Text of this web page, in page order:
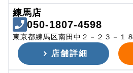
練馬店
050-1807-4598
東京都練馬区南田中２－２３－１８
店舗詳細